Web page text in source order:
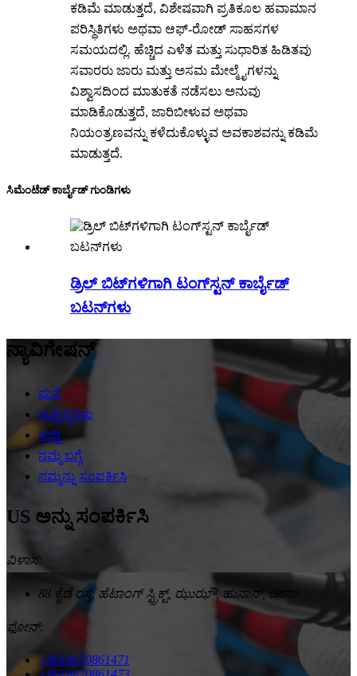
ಕಡಿಮೆ ಮಾಡುತ್ತದೆ, ವಿಶೇಷವಾಗಿ ಪ್ರತಿಕೂಲ ಹವಾಮಾನ
ಪರಿಸ್ಥಿತಿಗಳು ಅಥವಾ ಆಫ್-ರೋಡ್ ಸಾಹಸಗಳ
ಸಮಯದಲ್ಲಿ. ಹೆಚ್ಚಿದ ಎಳೆತ ಮತ್ತು ಸುಧಾರಿತ ಹಿಡಿತವು
ಸವಾರರು ಜಾರು ಮತ್ತು ಅಸಮ ಮೇಲ್ಮೈಗಳನ್ನು
ವಿಶ್ವಾಸದಿಂದ ಮಾತುಕತೆ ನಡೆಸಲು ಅನುವು
ಮಾಡಿಕೊಡುತ್ತದೆ, ಜಾರಿಬೀಳುವ ಅಥವಾ
ನಿಯಂತ್ರಣವನ್ನು ಕಳೆದುಕೊಳ್ಳುವ ಅವಕಾಶವನ್ನು ಕಡಿಮೆ
ಮಾಡುತ್ತದೆ.
ಸಿಮೆಂಟೆಡ್ ಕಾರ್ಬೈಡ್ ಗುಂಡಿಗಳು
ಡ್ರಿಲ್ ಬಿಟ್‌ಗಳಿಗಾಗಿ ಟಂಗ್‌ಸ್ಟನ್ ಕಾರ್ಬೈಡ್
ಬಟನ್‌ಗಳು
ನ್ಯಾವಿಗೇಷನ್
ಮನೆ
ಉತ್ಪನ್ನಗಳು
ಸುದ್ದಿ
ನಮ್ಮ ಬಗ್ಗೆ
ನಮ್ಮನ್ನು ಸಂಪರ್ಕಿಸಿ
US ಅನ್ನು ಸಂಪರ್ಕಿಸಿ
ವಿಳಾಸ:
88 ಕೈಡೆ ರಸ್ತೆ, ಹೆಟಾಂಗ್ ಸ್ಟ್ರಿಕ್ಟ್, ಝುಝೌ, ಹುನಾನ್, ಚೀನಾ
ಫೋನ್:
+8618670861471